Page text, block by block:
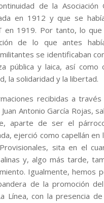
de la Asociación
en 1912 y que se
en 1919. Por tanto, lo que
de lo que antes
se identificaban
pública y laica, así como
la solidaridad y la libertad.
recibidas a
Antonio García Rojas,
aparte de ser el
ejerció como capellán en
sita en el
y, algo más tarde,
Igualmente, hemos
de la promoción
Línea, con la presencia